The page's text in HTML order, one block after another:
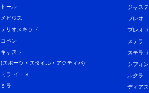
トール
メビウス
テリオスキッド
コペン
キャスト
(スポーツ・スタイル・アクティバ)
ミラ イース
ミラ
ジャス
プレオ
プレオ
ステラ
ステラ
シフォ
ルクラ
ディア